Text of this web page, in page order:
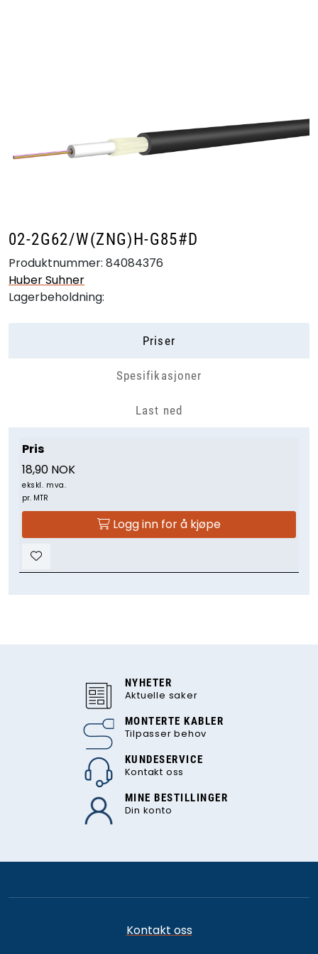
02-2G62/W(ZNG)H-G85#D
Produktnummer: 84084376
Huber Suhner
Lagerbeholdning:
Priser
Spesifikasjoner
Last ned
Pris
18,90 NOK
ekskl. mva.
pr. MTR
Logg inn for å kjøpe
NYHETER
Aktuelle saker
MONTERTE KABLER
Tilpasser behov
KUNDESERVICE
Kontakt oss
MINE BESTILLINGER
Din konto
Kontakt oss